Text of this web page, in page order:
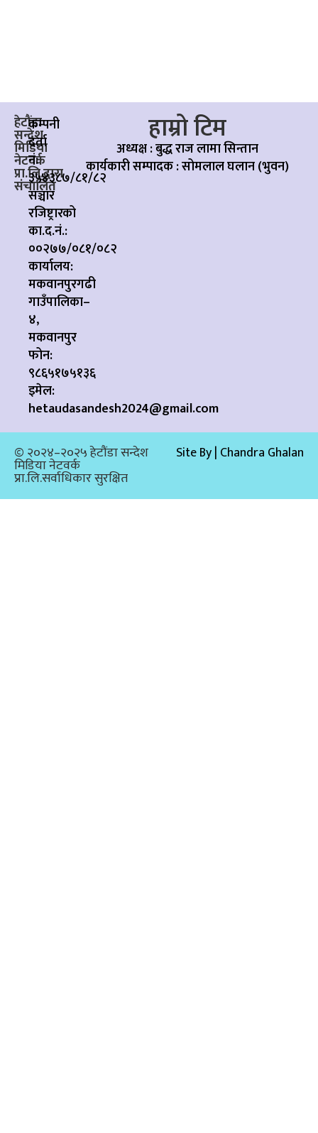
हेटौंडा
सन्देश
मिडिया
नेटवर्क
प्रा.लि.द्वारा
संचालित
कम्पनी
दर्ता
नं:
३५४३८७/८१/८२
सञ्चार
रजिष्ट्रारको
का.द.नं.:
००२७७/०८१/०८२
कार्यालय:
मकवानपुरगढी
गाउँपालिका–
४,
मकवानपुर
फोन:
९८६५१७५१३६
इमेल:
hetaudasandesh2024@gmail.com
हाम्रो टिम
अध्यक्ष : बुद्ध राज लामा सिन्तान
कार्यकारी सम्पादक :सोमलाल घलान (भुवन)
© २०२४–२०२५ हेटौंडा सन्देश
मिडिया नेटवर्क
प्रा.लि.सर्वाधिकार सुरक्षित​
Site By | Chandra Ghalan